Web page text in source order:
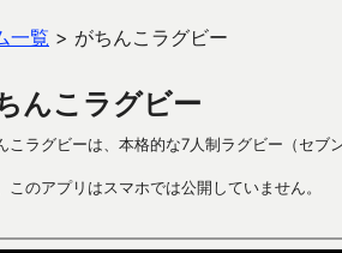
一覧 > がちんこラグビー
んこラグビー
こラグビーは、本格的な7人制ラグビー（セブ
このアプリはスマホでは公開していません。